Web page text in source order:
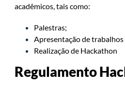
acadêmicos, tais como:
Palestras;
Apresentação de
Realização de Hackathon
Regulamento